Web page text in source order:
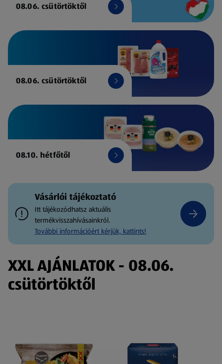
08.06. csütörtöktől
08.06. csütörtöktől
08.10. hétfőtől
Vásárlói tájékoztató
Itt tájékozódhatsz aktuális
termékvisszahívásainkról.
További információért kérjük, kattints!
XXL AJÁNLATOK - 08.06.
csütörtöktől